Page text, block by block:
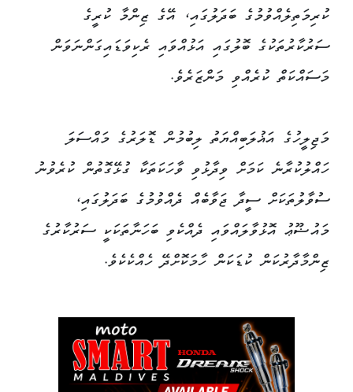
ކުރިމަތިލެއްވުމުގެ ބަދަލުގައި، އޭގެ ޒިންމާ ކުރީގެ
ސަރުކާރުތަކުގެ ބޮލުގައި އަޅުއްވައި ރެކިވަޑައިގަންނަވަން
މަސައްކަތް ކުރެއްވި މަންޒަރެވެ.
މަޖިލީހުގެ އަޣުލަބިއްޔަތު ލިބުމުން ޑޮލަރުގެ މައްސަލަ
ހައްލުކުރާނެ ކަމަށް ވިދާޅުވި ވާހަކަތަކާ ގުޅޭގޮތުން ކުރެވުނު
ސުވާލުތަކަށް ސީދާ ޖަވާބެއް ދެއްވުމުގެ ބަދަލުގައި،
މައުޟޫޢު އޮޅުވާލައްވައި ދެއްކެވި ބަހަނާތަކަކީ ސަރުކާރުގެ
ޒިންމާދާރުކަން ކުޑަކަން ހާމަކޮށްދޭ ހެއްކެކެވެ.